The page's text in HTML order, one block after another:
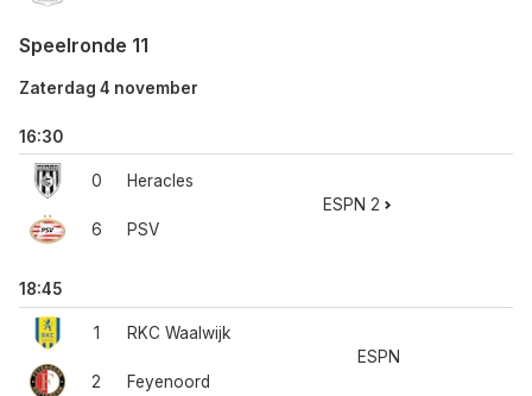
Speelronde 11
Zaterdag 4 november
16:30
0
6
Heracles
PSV
ESPN 2
18:45
1
2
RKC Waalwijk
Feyenoord
ESPN